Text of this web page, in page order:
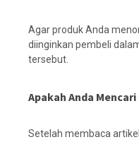
Agar produk Anda
diinginkan pembeli
tersebut.
Apakah Anda
Setelah membaca